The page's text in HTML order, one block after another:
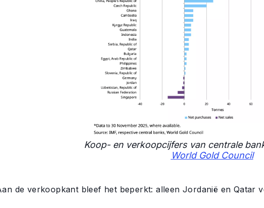
Koop- en verkoopcijfers van centrale
World Gold Council
de verkoopkant bleef het beperkt: alleen Jordanië en Qatar